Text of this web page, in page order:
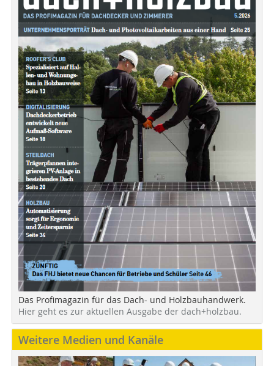
Das Profimagazin für das Dach- und Holzbauhandwerk.
Hier geht es zur aktuellen Ausgabe der dach+holzbau.
Weitere Medien und Kanäle